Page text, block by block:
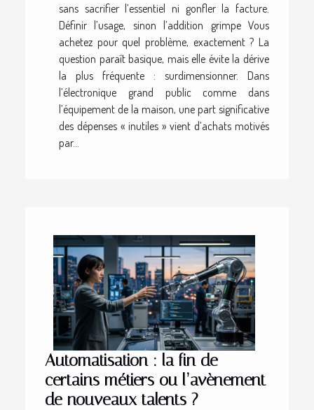
sans sacrifier l’essentiel ni gonfler la facture.
Définir l’usage, sinon l’addition grimpe Vous
achetez pour quel problème, exactement ? La
question paraît basique, mais elle évite la dérive
la plus fréquente : surdimensionner. Dans
l’électronique grand public comme dans
l’équipement de la maison, une part significative
des dépenses « inutiles » vient d’achats motivés
par...
Automatisation : la fin de
certains métiers ou l’avènement
de nouveaux talents ?